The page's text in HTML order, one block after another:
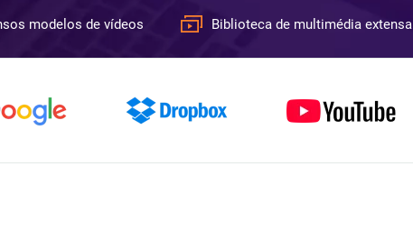
modelos de vídeos Biblioteca de multimédia extensa